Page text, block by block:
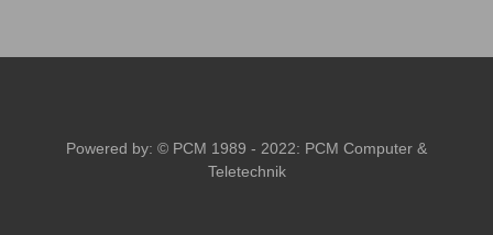
Powered by: © PCM 1989 - 2022: PCM Computer &
Teletechnik